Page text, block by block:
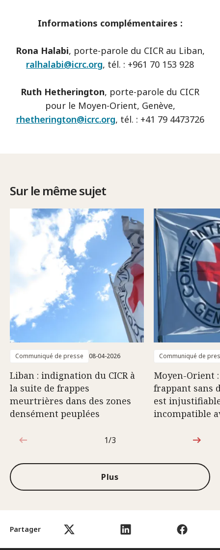
Partager
Informations complémentaires :
Rona Halabi, porte-parole du CICR au Liban,
ralhalabi@icrc.org, tél. : +961 70 153 928
Ruth Hetherington, porte-parole du CICR
pour le Moyen-Orient, Genève,
rhetherington@icrc.org, tél. : +41 79 4473726
Sur le même sujet
Communiqué de presse 08-04-2026
Liban : indignation du CICR à
la suite de frappes
meurtrières dans des zones
densément peuplées
Communiqué de
Moyen-Orient
frappant sans
est
incompatible
1sur3
1/3
Plus